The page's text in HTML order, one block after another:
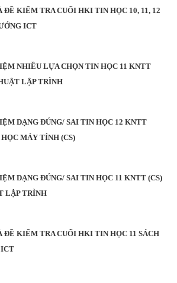
ĐỀ KIỂM TRA CUỐI HKI TIN HỌC 10, 11, 12
ICT
NHIỀU LỰA CHỌN TIN HỌC 11 KNTT
LẬP TRÌNH
DẠNG ĐÚNG/ SAI TIN HỌC 12 KNTT
MÁY TÍNH (CS)
DẠNG ĐÚNG/ SAI TIN HỌC 11 KNTT (CS)
LẬP TRÌNH
ĐỀ KIỂM TRA CUỐI HKI TIN HỌC 11 SÁCH